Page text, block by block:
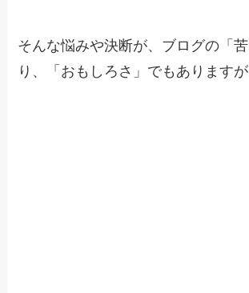
そんな悩みや決断が、ブログの「
り、「おもしろさ」でもありますが